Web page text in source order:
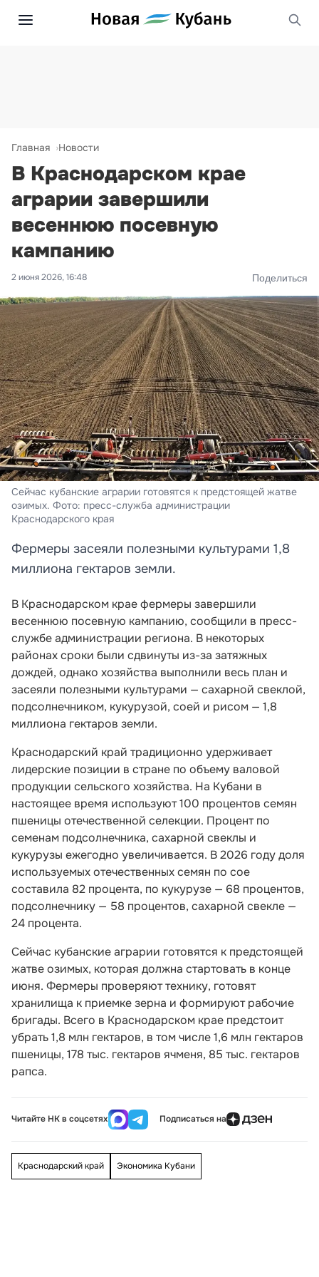
Главная Новости
В Краснодарском крае
аграрии завершили
весеннюю посевную
кампанию
2 июня 2026, 16:48 Поделиться
Сейчас кубанские аграрии готовятся к предстоящей жатве
озимых. Фото: пресс-служба администрации
Краснодарского края
Фермеры засеяли полезными культурами 1,8
миллиона гектаров земли.
В Краснодарском крае фермеры завершили
весеннюю посевную кампанию, сообщили в пресс-
службе администрации региона. В некоторых
районах сроки были сдвинуты из-за затяжных
дождей, однако хозяйства выполнили весь план и
засеяли полезными культурами — сахарной свеклой,
подсолнечником, кукурузой, соей и рисом — 1,8
миллиона гектаров земли.
Краснодарский край традиционно удерживает
лидерские позиции в стране по объему валовой
продукции сельского хозяйства. На Кубани в
настоящее время используют 100 процентов семян
пшеницы отечественной селекции. Процент по
семенам подсолнечника, сахарной свеклы и
кукурузы ежегодно увеличивается. В 2026 году доля
используемых отечественных семян по сое
составила 82 процента, по кукурузе — 68 процентов,
подсолнечнику — 58 процентов, сахарной свекле —
24 процента.
Сейчас кубанские аграрии готовятся к предстоящей
жатве озимых, которая должна стартовать в конце
июня. Фермеры проверяют технику, готовят
хранилища к приемке зерна и формируют рабочие
бригады. Всего в Краснодарском крае предстоит
убрать 1,8 млн гектаров, в том числе 1,6 млн гектаров
пшеницы, 178 тыс. гектаров ячменя, 85 тыс. гектаров
рапса.
Читайте НК в соцсетях Подписаться на
Краснодарский край Экономика Кубани